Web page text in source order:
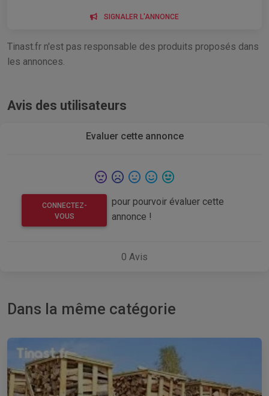
SIGNALER L'ANNONCE
Tinast.fr n'est pas responsable des produits proposés dans
les annonces.
Avis des utilisateurs
Evaluer cette annonce
CONNECTEZ-
VOUS
pour pourvoir évaluer cette
annonce !
0 Avis
Dans la même catégorie